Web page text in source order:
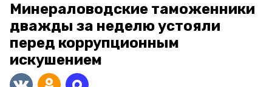
Минераловодские таможенники
дважды за неделю устояли
перед коррупционным
искушением